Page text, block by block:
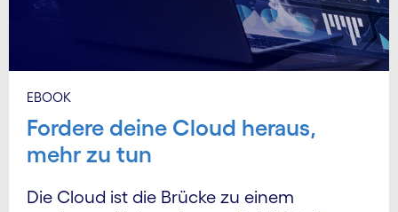
EBOOK
Fordere deine Cloud heraus,
mehr zu tun
Die Cloud ist die Brücke zu einem